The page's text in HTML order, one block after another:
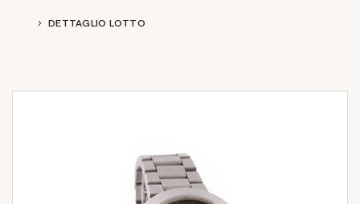
DETTAGLIO LOTTO